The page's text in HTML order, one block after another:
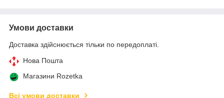
Умови доставки
Доставка здійснюється тільки по передоплаті.
Нова Пошта
Магазини Rozetka
Всі умови доставки